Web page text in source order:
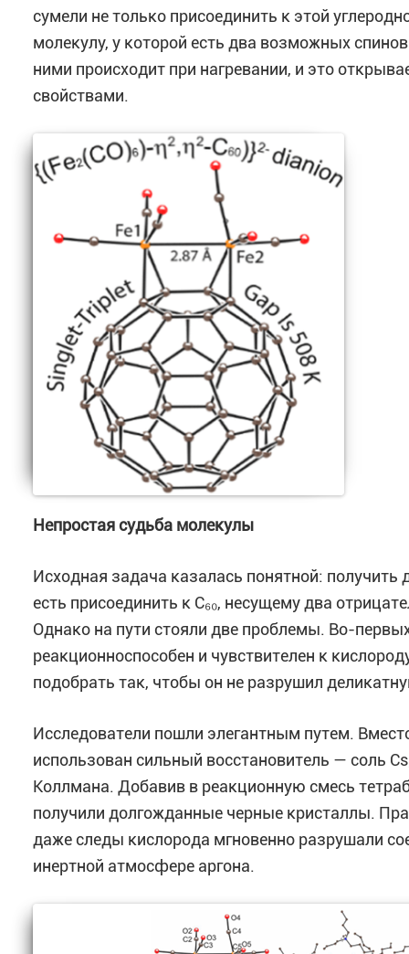
сумели не только присоединить к этой
молекулу, у которой есть два возможных
ними происходит при нагревании, и это
свойствами.
Непростая судьба молекулы
Исходная задача казалась понятной:
есть присоединить к C₆₀, несущему два
Однако на пути стояли две проблемы. Во-
реакционноспособен и чувствителен к
подобрать так, чтобы он не разрушил
Исследователи пошли элегантным путем.
использован сильный восстановитель — соль
Коллмана. Добавив в реакционную смесь
получили долгожданные черные кристаллы.
даже следы кислорода мгновенно разрушали
инертной атмосфере аргона.